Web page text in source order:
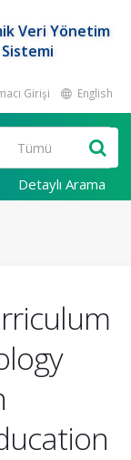
Veri Yönetim
Sistemi
Girişi English
Detaylı Arama